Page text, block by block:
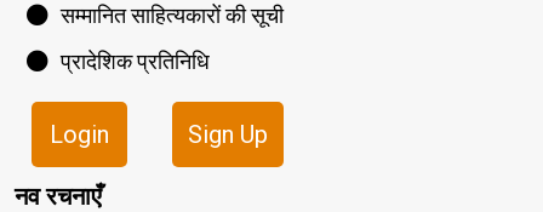
सम्मानित साहित्यकारों की सूची
प्रादेशिक प्रतिनिधि
Login Sign Up
नव रचनाएँ